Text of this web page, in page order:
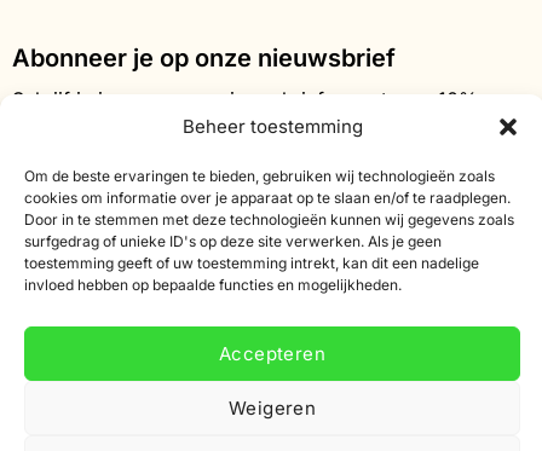
Beheer toestemming
Om de beste ervaringen te bieden, gebruiken wij technologieën zoals
cookies om informatie over je apparaat op te slaan en/of te raadplegen.
Door in te stemmen met deze technologieën kunnen wij gegevens zoals
surfgedrag of unieke ID's op deze site verwerken. Als je geen
toestemming geeft of uw toestemming intrekt, kan dit een nadelige
invloed hebben op bepaalde functies en mogelijkheden.
Accepteren
Weigeren
Abonneer je op onze nieuwsbrief
Schrijf je in voor onze nieuwsbrief en ontvang 10%
korting op je eerste bestelling.
E-
mailadres